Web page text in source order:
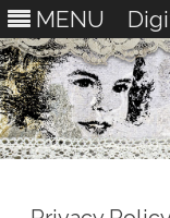
MENU